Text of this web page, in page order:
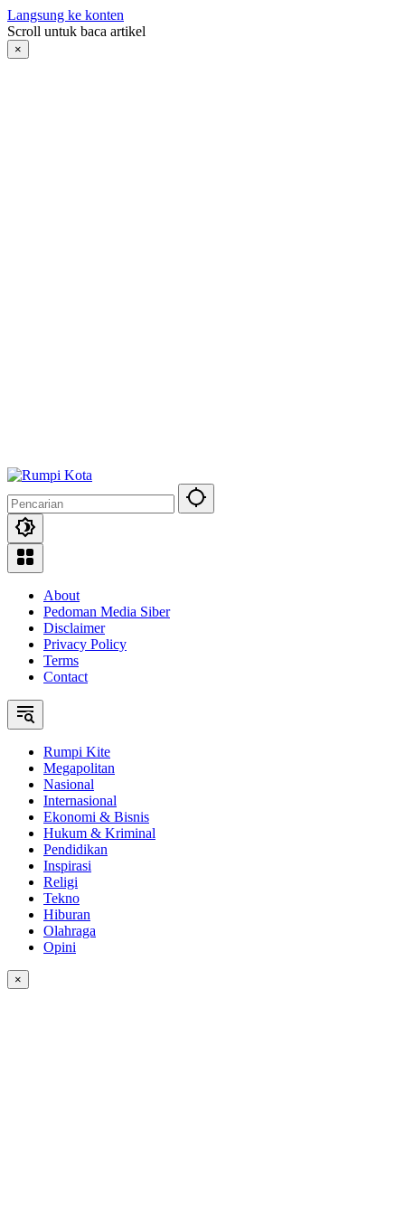
Langsung ke konten
Scroll untuk baca artikel
×
About
Pedoman Media Siber
Disclaimer
Privacy Policy
Terms
Contact
Rumpi Kite
Megapolitan
Nasional
Internasional
Ekonomi & Bisnis
Hukum & Kriminal
Pendidikan
Inspirasi
Religi
Tekno
Hiburan
Olahraga
Opini
×